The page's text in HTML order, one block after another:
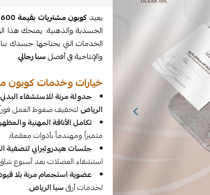
يعيد كوبون مشتريات بقيمة 600 ريال
الجسدية والذهنية. يمنحك هذا
الخدمات التي يحتاجها جسدك
والإنتاجية في أفضلسبا رجالي.
خيارات وخدمات كوبون مشتريات
جدولة مرنة للاستشفاء
الرياض لتخفيف ضغوط العمل
تكامل الأناقة المهنية
متميزاً ومهندماً بأدوات معقمة.
جلسات هيدروثيرابي لتصفية
استشفاء العضلات بعد أسبوع
عضوية استجمام مرنة بلا
لخدمات أرقىسبا الرياض.